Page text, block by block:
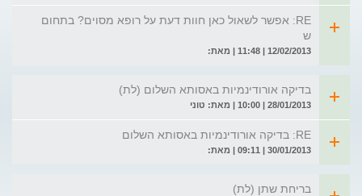
RE: אפשר לשאול כאן חוות דעת על רופא מסוים? בתחום
ש
12/02/2013 | 11:48 | מאת:
בדיקה אורודינמיות באסותא השלום (לת)
28/01/2013 | 10:00 | מאת: טוני
RE: בדיקה אורודינמיות באסותא השלום
30/01/2013 | 09:11 | מאת:
בריחת שתן (לת)